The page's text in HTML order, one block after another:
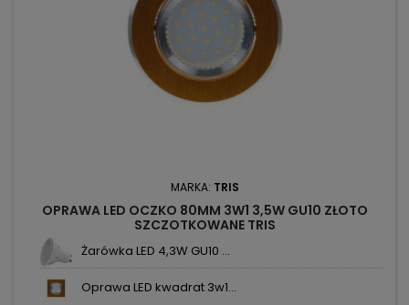
MARKA: TRIS
OPRAWA LED OCZKO 80MM 3W1 3,5W GU10 ZŁOTO
SZCZOTKOWANE TRIS
Żarówka LED 4,3W GU10 ...
Oprawa LED kwadrat 3w1...